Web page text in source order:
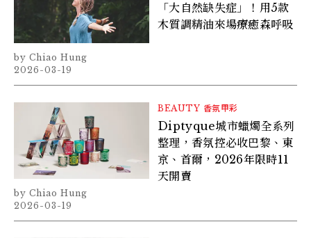
「大自然缺失症」！用5款
木質調精油來場療癒森呼吸
Chiao Hung
2026-03-19
BEAUTY 香氛甲彩
Diptyque城市蠟燭全系列
整理，香氛控必收巴黎、東
京、首爾，2026年限時11
天開賣
Chiao Hung
2026-03-19